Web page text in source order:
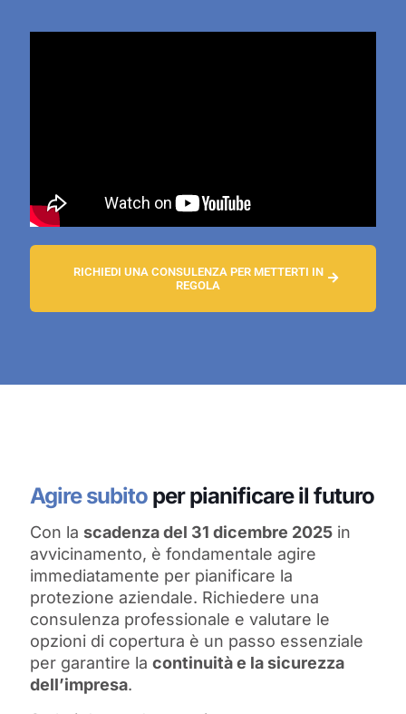
RICHIEDI UNA CONSULENZA PER METTERTI IN
REGOLA
Agire subito per pianificare il futuro
Con la scadenza del 31 dicembre 2025 in
avvicinamento, è fondamentale agire
immediatamente per pianificare la
protezione aziendale. Richiedere una
consulenza professionale e valutare le
opzioni di copertura è un passo essenziale
per garantire la continuità e la sicurezza
dell’impresa.